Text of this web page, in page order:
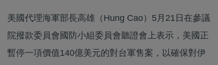
美國代理海軍部長高雄（Hung Cao）5月21日在參議
院撥款委員會國防小組委員會聽證會上表示，美國正
暫停一項價值140億美元的對台軍售案，以確保對伊